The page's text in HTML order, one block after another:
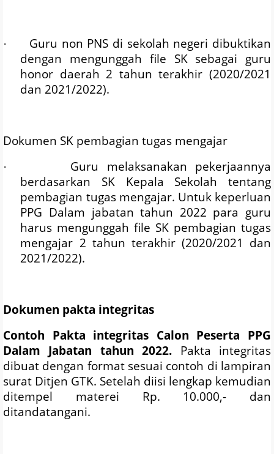
·
Guru non PNS di sekolah negeri dibuktikan
dengan mengunggah file SK sebagai guru
honor daerah 2 tahun terakhir (2020/2021
dan 2021/2022).
Dokumen SK pembagian tugas mengajar
·
Guru melaksanakan pekerjaannya
berdasarkan SK Kepala Sekolah tentang
pembagian tugas mengajar. Untuk keperluan
PPG Dalam jabatan tahun 2022 para guru
harus mengunggah file SK pembagian tugas
mengajar 2 tahun terakhir (2020/2021 dan
2021/2022).
Dokumen pakta integritas
Contoh Pakta integritas Calon Peserta PPG
Dalam Jabatan tahun 2022. Pakta integritas
dibuat dengan format sesuai contoh di lampiran
surat Ditjen GTK. Setelah diisi lengkap kemudian
ditempel materei Rp. 10.000,- dan
ditandatangani.